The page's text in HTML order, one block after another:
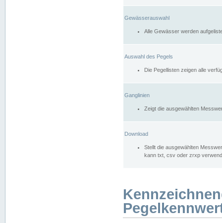
Gewässerauswahl
Alle Gewässer werden
Auswahl des Pegels
Die Pegellisten zeigen alle
Ganglinien
Zeigt die ausgewählten
Download
Stellt die ausgewählten
kann txt, csv oder zrxp